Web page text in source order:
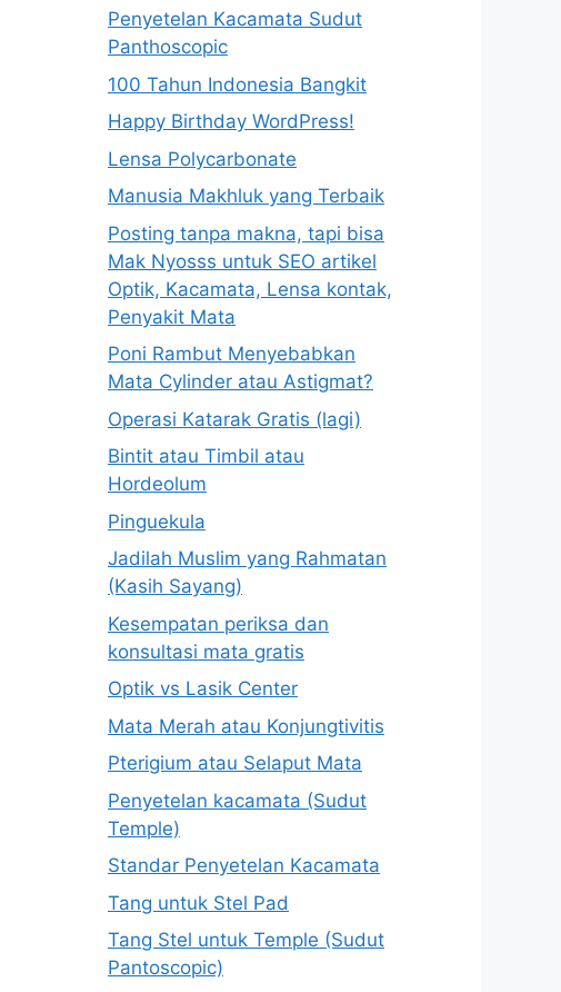
Penyetelan Kacamata Sudut
Panthoscopic
100 Tahun Indonesia Bangkit
Happy Birthday WordPress!
Lensa Polycarbonate
Manusia Makhluk yang Terbaik
Posting tanpa makna, tapi bisa
Mak Nyosss untuk SEO artikel
Optik, Kacamata, Lensa kontak,
Penyakit Mata
Poni Rambut Menyebabkan
Mata Cylinder atau Astigmat?
Operasi Katarak Gratis (lagi)
Bintit atau Timbil atau
Hordeolum
Pinguekula
Jadilah Muslim yang Rahmatan
(Kasih Sayang)
Kesempatan periksa dan
konsultasi mata gratis
Optik vs Lasik Center
Mata Merah atau Konjungtivitis
Pterigium atau Selaput Mata
Penyetelan kacamata (Sudut
Temple)
Standar Penyetelan Kacamata
Tang untuk Stel Pad
Tang Stel untuk Temple (Sudut
Pantoscopic)